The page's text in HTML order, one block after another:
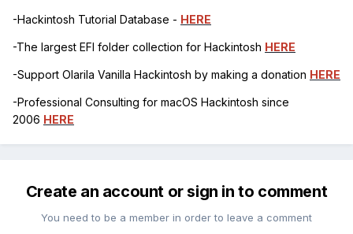
-Hackintosh Tutorial Database - HERE
-The largest EFI folder collection for Hackintosh HERE
-Support Olarila Vanilla Hackintosh by making a donation HERE
-Professional Consulting for macOS Hackintosh since
2006 HERE
Create an account or sign in to comment
You need to be a member in order to leave a comment